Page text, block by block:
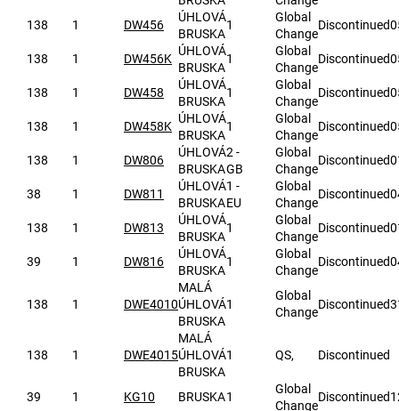
138 1 DW456
ÚHLOVÁ
BRUSKA
1
Global
Change
Discontinued
138 1 DW456K
ÚHLOVÁ
BRUSKA
1
Global
Change
Discontinued
138 1 DW458
ÚHLOVÁ
BRUSKA
1
Global
Change
Discontinued
138 1 DW458K
ÚHLOVÁ
BRUSKA
1
Global
Change
Discontinued
138 1 DW806
ÚHLOVÁ
BRUSKA
2 -
GB
Global
Change
Discontinued
38 1 DW811
ÚHLOVÁ
BRUSKA
1 -
EU
Global
Change
Discontinued
138 1 DW813
ÚHLOVÁ
BRUSKA
1
Global
Change
Discontinued
39 1 DW816
ÚHLOVÁ
BRUSKA
1
Global
Change
Discontinued
138 1 DWE4010
MALÁ
ÚHLOVÁ
BRUSKA
1
Global
Change
Discontinued
138 1 DWE4015
MALÁ
ÚHLOVÁ
BRUSKA
1 QS, Discontinued
39 1 KG10 BRUSKA1
Global
Change
Discontinued